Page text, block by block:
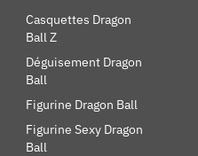
Casquettes Dragon
Ball Z
Déguisement Dragon
Ball
Figurine Dragon Ball
Figurine Sexy Dragon
Ball